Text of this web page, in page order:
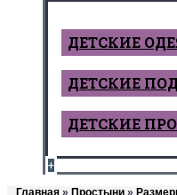
ДЕТCКИЕ
ДЕТСКИЕ
ДЕТСКИЕ
+
Главная » Простыни »